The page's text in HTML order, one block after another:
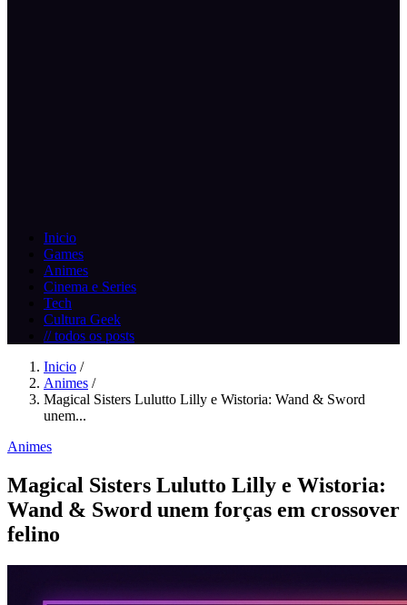
Inicio
Games
Animes
Cinema e Series
Tech
Cultura Geek
// todos os posts
Inicio /
Animes /
Magical Sisters Lulutto Lilly e Wistoria: Wand & Sword
unem...
Animes
Magical Sisters Lulutto Lilly e Wistoria:
Wand & Sword unem forças em crossover
felino